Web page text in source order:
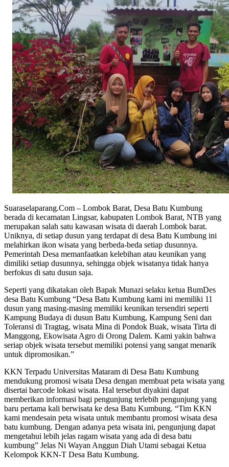
Suaraselaparang.Com – Lombok Barat, Desa Batu Kumbung
berada di kecamatan Lingsar, kabupaten Lombok Barat, NTB yang
merupakan salah satu kawasan wisata di daerah Lombok barat.
Uniknya, di setiap dusun yang terdapat di desa Batu Kumbung ini
melahirkan ikon wisata yang berbeda-beda setiap dusunnya.
Pemerintah Desa memanfaatkan kelebihan atau keunikan yang
dimiliki setiap dusunnya, sehingga objek wisatanya tidak hanya
berfokus di satu dusun saja.
Seperti yang dikatakan oleh Bapak Munazi selaku ketua BumDes
desa Batu Kumbung “Desa Batu Kumbung kami ini memiliki 11
dusun yang masing-masing memiliki keunikan tersendiri seperti
Kampung Budaya di dusun Batu Kumbung, Kampung Seni dan
Toleransi di Tragtag, wisata Mina di Pondok Buak, wisata Tirta di
Manggong, Ekowisata Agro di Orong Dalem. Kami yakin bahwa
seriap objek wisata tersebut memiliki potensi yang sangat menarik
untuk dipromosikan.”
KKN Terpadu Universitas Mataram di Desa Batu Kumbung
mendukung promosi wisata Desa dengan membuat peta wisata yang
disertai barcode lokasi wisata. Hal tersebut diyakini dapat
memberikan informasi bagi pengunjung terlebih pengunjung yang
baru pertama kali berwisata ke desa Batu Kumbung. “Tim KKN
kami mendesain peta wisata untuk membantu promosi wisata desa
batu kumbung. Dengan adanya peta wisata ini, pengunjung dapat
mengetahui lebih jelas ragam wisata yang ada di desa batu
kumbung” Jelas Ni Wayan Anggun Diah Utami sebagai Ketua
Kelompok KKN-T Desa Batu Kumbung.